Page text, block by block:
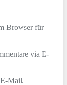
Browser für
via E-
Mail.